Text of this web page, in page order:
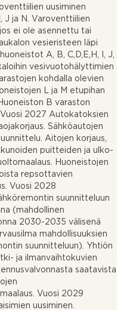
uusiminen
J ja N. Varoventtiilien
ei ole asennettu tai
vesieristeen läpi
A, B, C,D,E,H, I, J,
vesivuotohälyttimien
kohdalla olevien
L ja M etupihan
B varaston
2027 Autokatoksien
Sähköautojen
Aitojen korjaus,
puitteiden ja ulko-
Huoneistojen
repsottavien
Vuosi 2028
suunnitteluun
(mahdollinen
2030-2035 välisenä
mahdollisuuksien
suunnitteluun). Yhtiön
ja ilmanvaihtokuvien
saatavista
Vuosi 2029
uusiminen.